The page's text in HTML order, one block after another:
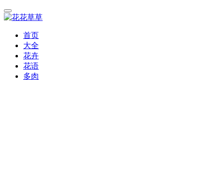
首页
大全
花卉
花语
多肉